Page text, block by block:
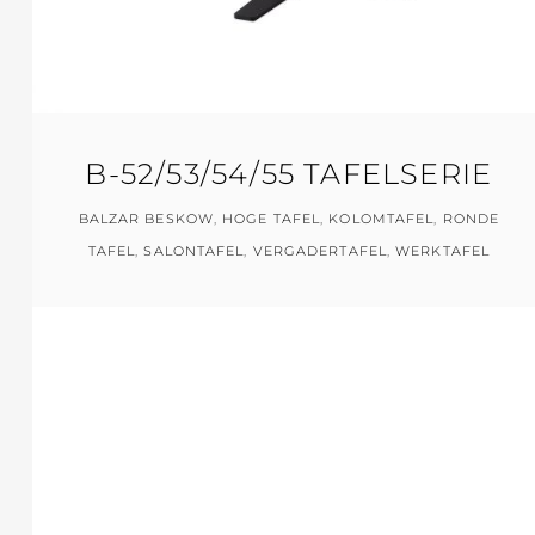
B-52/53/54/55 TAFELSERIE
BALZAR BESKOW, HOGE TAFEL, KOLOMTAFEL, RONDE
TAFEL,SALONTAFEL, VERGADERTAFEL,WERKTAFEL